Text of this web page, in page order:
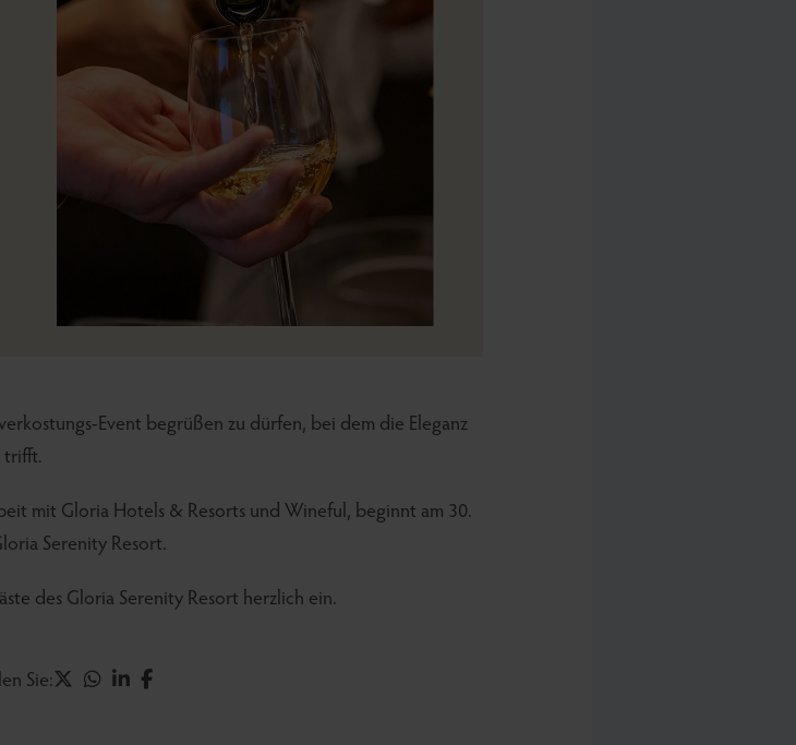
Event begrüßen zu dürfen, bei dem die Eleganz
trifft.
mit Gloria Hotels & Resorts und Wineful, beginnt am 30.
Serenity Resort.
des Gloria Serenity Resort herzlich ein.
Sie: